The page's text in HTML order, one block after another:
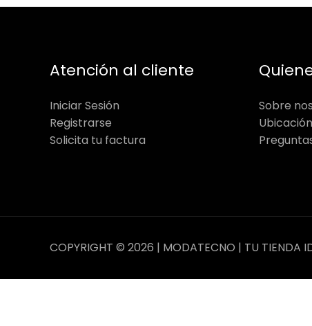
Atención al cliente
Iniciar Sesión
Registrarse
Solicita tu factura
Sobre
COPYRIGHT © 2026 | MODATECNO | TU TIENDA